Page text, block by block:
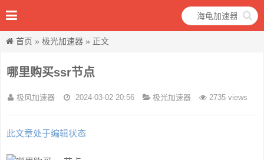
首页 » 极光加速器 » 正文
哪里购买ssr节点
极风加速器 2024-03-02 20:56 极光加速器 2735 views
此文章处于编辑状态